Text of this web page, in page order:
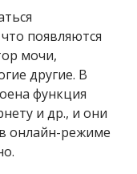
появляются
мочи,
другие. В
функция
и др., и они
онлайн-режиме